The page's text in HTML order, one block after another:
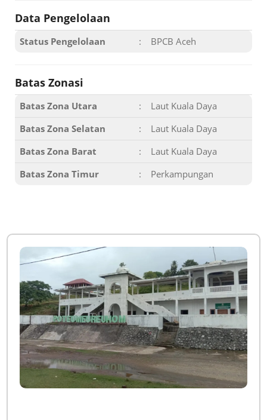
Data Pengelolaan
Status Pengelolaan : BPCB Aceh
Batas Zonasi
Batas Zona Utara :
Laut Kuala Daya
Batas Zona Selatan
:
Laut Kuala Daya
Batas Zona Barat
:
Laut Kuala Daya
Batas Zona Timur
: Perkampungan